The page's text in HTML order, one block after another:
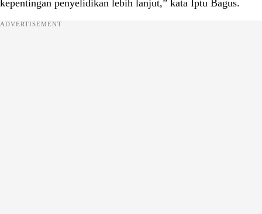
kepentingan penyelidikan lebih lanjut,” kata Iptu Bagus.
ADVERTISEMENT